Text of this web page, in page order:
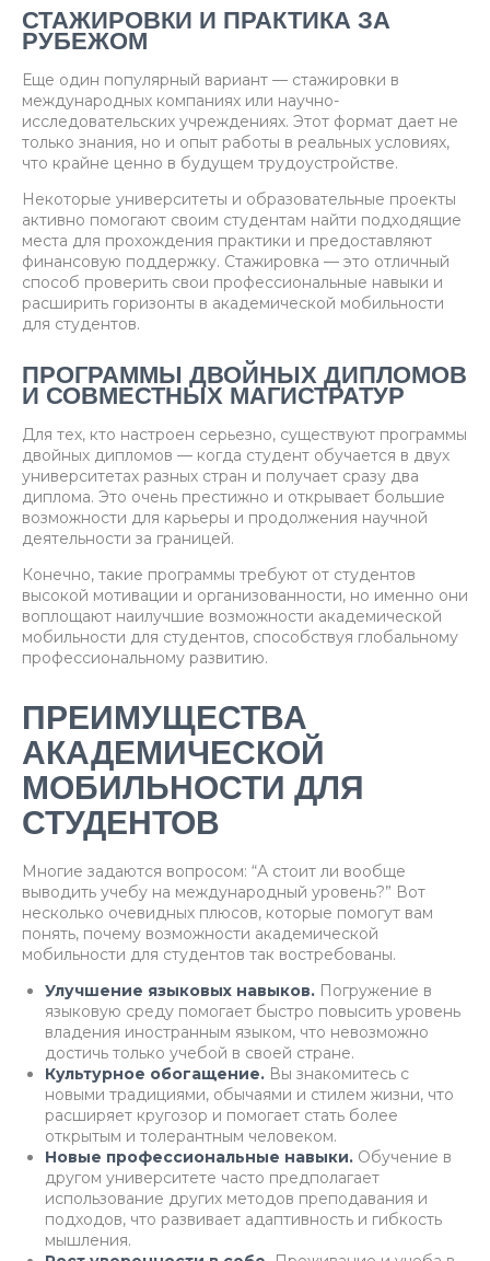
СТАЖИРОВКИ И ПРАКТИКА ЗА
РУБЕЖОМ
Еще один популярный вариант — стажировки в
международных компаниях или научно-
исследовательских учреждениях. Этот формат дает не
только знания, но и опыт работы в реальных условиях,
что крайне ценно в будущем трудоустройстве.
Некоторые университеты и образовательные проекты
активно помогают своим студентам найти подходящие
места для прохождения практики и предоставляют
финансовую поддержку. Стажировка — это отличный
способ проверить свои профессиональные навыки и
расширить горизонты в академической мобильности
для студентов.
ПРОГРАММЫ ДВОЙНЫХ ДИПЛОМОВ
И СОВМЕСТНЫХ МАГИСТРАТУР
Для тех, кто настроен серьезно, существуют программы
двойных дипломов — когда студент обучается в двух
университетах разных стран и получает сразу два
диплома. Это очень престижно и открывает большие
возможности для карьеры и продолжения научной
деятельности за границей.
Конечно, такие программы требуют от студентов
высокой мотивации и организованности, но именно они
воплощают наилучшие возможности академической
мобильности для студентов, способствуя глобальному
профессиональному развитию.
ПРЕИМУЩЕСТВА
АКАДЕМИЧЕСКОЙ
МОБИЛЬНОСТИ ДЛЯ
СТУДЕНТОВ
Многие задаются вопросом: “А стоит ли вообще
выводить учебу на международный уровень?” Вот
несколько очевидных плюсов, которые помогут вам
понять, почему возможности академической
мобильности для студентов так востребованы.
Улучшение языковых навыков. Погружение в
языковую среду помогает быстро повысить уровень
владения иностранным языком, что невозможно
достичь только учебой в своей стране.
Культурное обогащение. Вы знакомитесь с
новыми традициями, обычаями и стилем жизни, что
расширяет кругозор и помогает стать более
открытым и толерантным человеком.
Новые профессиональные навыки. Обучение в
другом университете часто предполагает
использование других методов преподавания и
подходов, что развивает адаптивность и гибкость
мышления.